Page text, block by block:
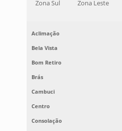
Zona Sul Zona Leste
Aclimação
Bela Vista
Bom Retiro
Brás
Cambuci
Centro
Consolação